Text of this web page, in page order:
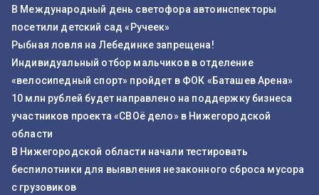
В Международный день светофора автоинспекторы
посетили детский сад «Ручеек»
Рыбная ловля на Лебединке запрещена!
Индивидуальный отбор мальчиков в отделение
«велосипедный спорт» пройдет в ФОК «Баташев Арена»
10 млн рублей будет направлено на поддержку бизнеса
участников проекта «СВОё дело» в Нижегородской
области
В Нижегородской области начали тестировать
беспилотники для выявления незаконного сброса мусора
с грузовиков